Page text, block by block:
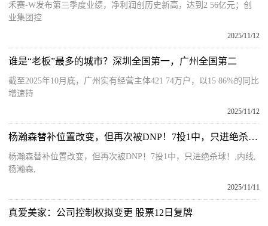
禾赛-W发布第三季度业绩，净利润创历史新高，达到2 56亿元；创
业集团控
2025/11/12
谁是“老板”最多的城市？深圳全国第一，广州全国第二
截至2025年10月底，广州实有经营主体421 74万户，以15 86%的同比
增速持
2025/11/12
杨瀚森替补位置改变，但再次被DNP！7投1中，只进绝杀球！
杨瀚森替补位置改变，但再次被DNP！7投1中，只进绝杀球！,内线,
杨瀚森,
2025/11/11
真爱美家：公司控制权拟变更 股票12日复牌